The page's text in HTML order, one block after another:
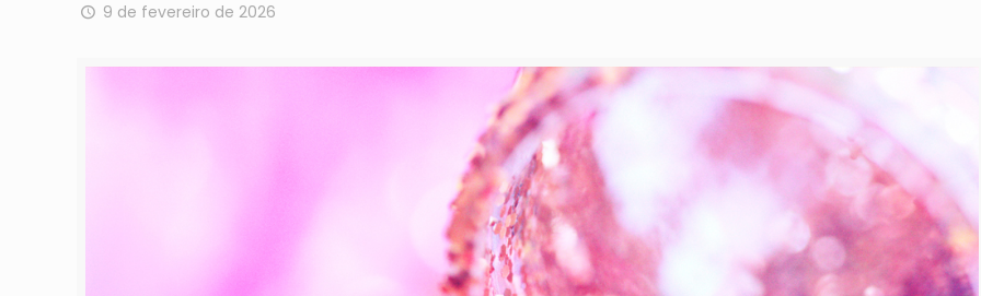
9 de fevereiro de 2026